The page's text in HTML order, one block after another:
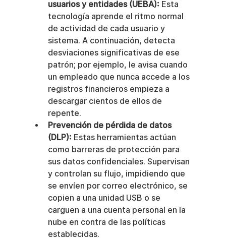
usuarios y entidades (UEBA): Esta
tecnología aprende el ritmo normal
de actividad de cada usuario y
sistema. A continuación, detecta
desviaciones significativas de ese
patrón; por ejemplo, le avisa cuando
un empleado que nunca accede a los
registros financieros empieza a
descargar cientos de ellos de
repente.
Prevención de pérdida de datos
(DLP): Estas herramientas actúan
como barreras de protección para
sus datos confidenciales. Supervisan
y controlan su flujo, impidiendo que
se envíen por correo electrónico, se
copien a una unidad USB o se
carguen a una cuenta personal en la
nube en contra de las políticas
establecidas.